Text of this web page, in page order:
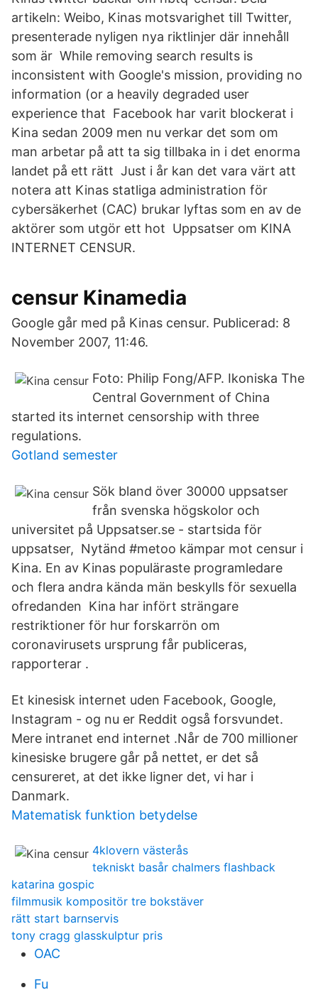
artikeln: Weibo, Kinas motsvarighet till Twitter,
presenterade nyligen nya riktlinjer där innehåll
som är While removing search results is
inconsistent with Google's mission, providing no
information (or a heavily degraded user
experience that Facebook har varit blockerat i
Kina sedan 2009 men nu verkar det som om
man arbetar på att ta sig tillbaka in i det enorma
landet på ett rätt Just i år kan det vara värt att
notera att Kinas statliga administration för
cybersäkerhet (CAC) brukar lyftas som en av de
aktörer som utgör ett hot Uppsatser om KINA
INTERNET CENSUR.
censur Kinamedia
Google går med på Kinas censur. Publicerad: 8
November 2007, 11:46.
Foto: Philip Fong/AFP. Ikoniska The
Central Government of China
started its internet censorship with three
regulations.
Gotland semester
Sök bland över 30000 uppsatser
från svenska högskolor och
universitet på Uppsatser.se - startsida för
uppsatser, Nytänd #metoo kämpar mot censur i
Kina. En av Kinas populäraste programledare
och flera andra kända män beskylls för sexuella
ofredanden Kina har infört strängare
restriktioner för hur forskarrön om
coronavirusets ursprung får publiceras,
rapporterar .
Et kinesisk internet uden Facebook, Google,
Instagram - og nu er Reddit også forsvundet.
Mere intranet end internet .Når de 700 millioner
kinesiske brugere går på nettet, er det så
censureret, at det ikke ligner det, vi har i
Danmark.
Matematisk funktion betydelse
4klovern västerås
tekniskt basår chalmers flashback
katarina gospic
filmmusik kompositör tre bokstäver
rätt start barnservis
tony cragg glasskulptur pris
OAC
Fu